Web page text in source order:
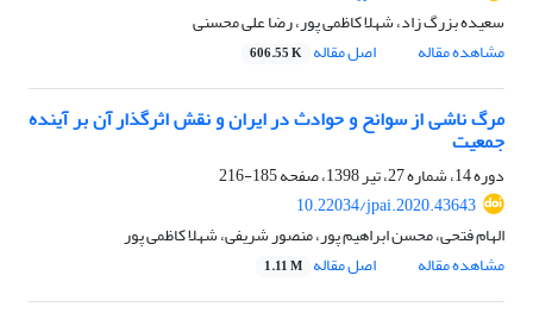
سعیده بزرگ زاد، شهلا کاظمی پور، رضا علی محسنی
مشاهده مقاله
اصل مقاله 606.55 K
مرگ ناشی از سوانح و حوادث در ایران و نقش اثرگذار آن بر آینده
جمعیت
دوره 14، شماره 27، تیر 1398، صفحه
185-216
10.22034/jpai.2020.43643
الهام فتحی، محسن ابراهیم پور، منصور شریفی، شهلا کاظمی پور
مشاهده مقاله
اصل مقاله 1.11 M